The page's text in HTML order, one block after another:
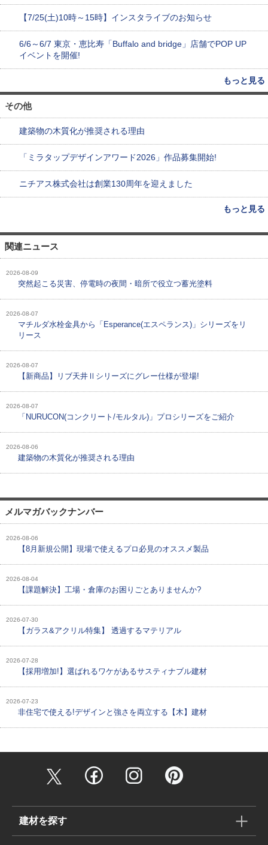
【7/25(土)10時～15時】インスタライブのお知らせ
6/6～6/7 東京・恵比寿「Buffalo and bridge」店舗でPOP UP
イベントを開催!
もっと見る
その他
建築物の木質化が推奨される理由
「ミラタップデザインアワード2026」作品募集開始!
ニチアス株式会社は創業130周年を迎えました
もっと見る
関連ニュース
2026-08-09
突然起こる災害、停電時の夜間・暗所で役立つ蓄光塗料
2026-08-07
マチルダ水栓金具から「Esperance(エスペランス)」シリーズをリ
リース
2026-08-07
【新商品】リブ天井Ⅱシリーズにグレー仕様が登場!
2026-08-07
「NURUCON(コンクリート/モルタル)」プロシリーズをご紹介
2026-08-06
建築物の木質化が推奨される理由
メルマガバックナンバー
2026-08-06
【8月新規公開】現場で使えるプロ必見のオススメ製品
2026-08-04
【課題解決】工場・倉庫のお困りごとありませんか?
2026-07-30
【ガラス&アクリル特集】 透過するマテリアル
2026-07-28
【採用増加!】選ばれるワケがあるサスティナブル建材
2026-07-23
非住宅で使える!デザインと強さを両立する【木】建材
建材を探す